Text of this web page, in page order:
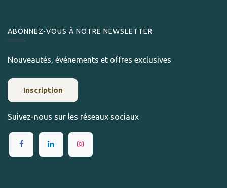
ABONNEZ-VOUS À NOTRE NEWSLETTER
Nouveautés, événements et offres exclusives
Inscription
Suivez-nous sur les réseaux sociaux